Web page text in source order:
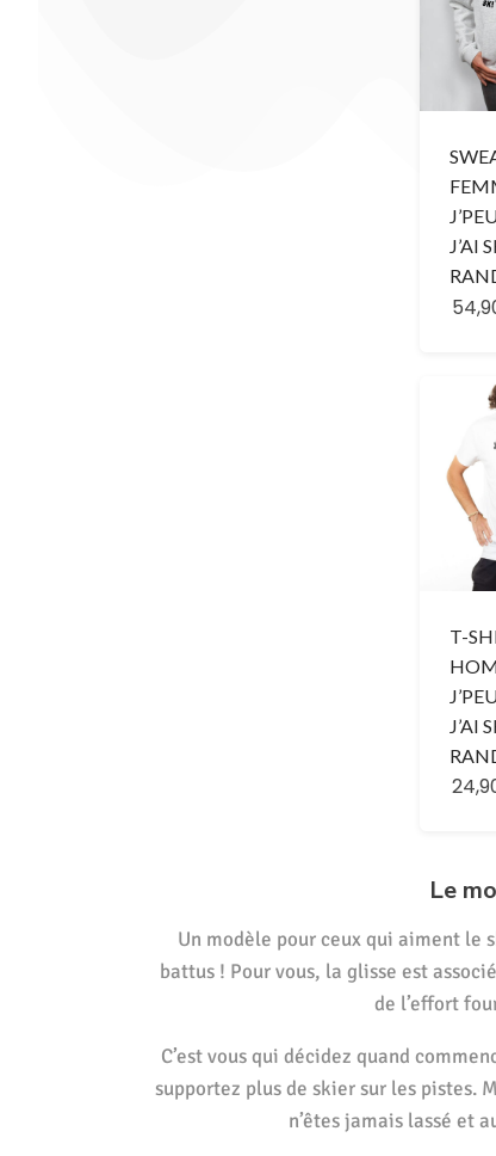
J’AI
T-
J’AI
Le
Un modèle pour ceux qui aiment le
battus ! Pour vous, la glisse est
de l’effort
C’est vous qui décidez quand
supportez plus de skier sur les pistes.
n’êtes jamais lassé et